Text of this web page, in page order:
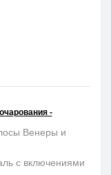
-
Венеры и
с включениями